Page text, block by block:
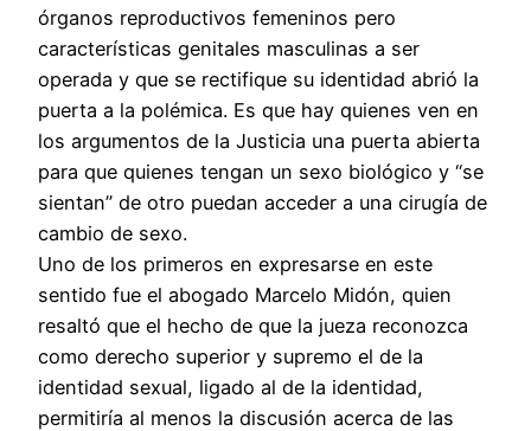
órganos reproductivos femeninos pero
características genitales masculinas a ser
operada y que se rectifique su identidad abrió la
puerta a la polémica. Es que hay quienes ven en
los argumentos de la Justicia una puerta abierta
para que quienes tengan un sexo biológico y “se
sientan” de otro puedan acceder a una cirugía de
cambio de sexo.
Uno de los primeros en expresarse en este
sentido fue el abogado Marcelo Midón, quien
resaltó que el hecho de que la jueza reconozca
como derecho superior y supremo el de la
identidad sexual, ligado al de la identidad,
permitiría al menos la discusión acerca de las